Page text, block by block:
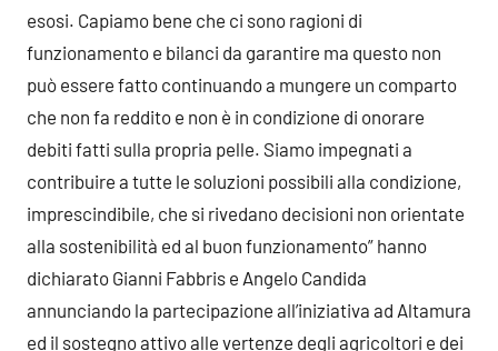
esosi. Capiamo bene che ci sono ragioni di
funzionamento e bilanci da garantire ma questo non
può essere fatto continuando a mungere un comparto
che non fa reddito e non è in condizione di onorare
debiti fatti sulla propria pelle. Siamo impegnati a
contribuire a tutte le soluzioni possibili alla condizione,
imprescindibile, che si rivedano decisioni non orientate
alla sostenibilità ed al buon funzionamento” hanno
dichiarato Gianni Fabbris e Angelo Candida
annunciando la partecipazione all’iniziativa ad Altamura
ed il sostegno attivo alle vertenze degli agricoltori e dei